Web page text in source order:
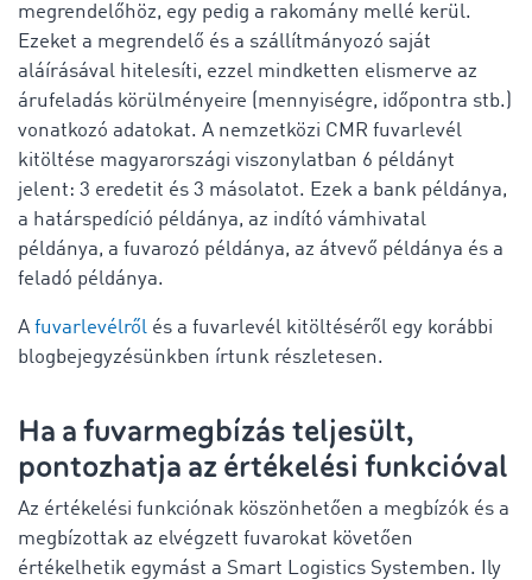
megrendelőhöz, egy pedig a rakomány mellé kerül.
Ezeket a megrendelő és a szállítmányozó saját
aláírásával hitelesíti, ezzel mindketten elismerve az
árufeladás körülményeire (mennyiségre, időpontra stb.)
vonatkozó adatokat. A nemzetközi CMR fuvarlevél
kitöltése magyarországi viszonylatban 6 példányt
jelent: 3 eredetit és 3 másolatot. Ezek a bank példánya,
a határspedíció példánya, az indító vámhivatal
példánya, a fuvarozó példánya, az átvevő példánya és a
feladó példánya.
A fuvarlevélről és a fuvarlevél kitöltéséről egy korábbi
blogbejegyzésünkben írtunk részletesen.
Ha a fuvarmegbízás teljesült,
pontozhatja az értékelési funkcióval
Az értékelési funkciónak köszönhetően a megbízók és a
megbízottak az elvégzett fuvarokat követően
értékelhetik egymást a Smart Logistics Systemben. Ily